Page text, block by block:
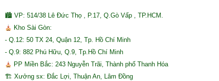
🏙 VP: 514/38 Lê Đức Thọ , P.17, Q.Gò Vấp , TP.HCM.
Kho Sài Gòn:
- Q.12: 50 TX 24, Quận 12, Tp. Hồ Chí Minh
- Q.9: 882 Phú Hữu, Q.9, Tp.Hồ Chí Minh
PP Miền Bắc: 243 Nguyễn Trãi, Thành phố Thanh Hóa
🏗 Xưởng sx: Đắc Lợi, Thuận An, Lâm Đồng